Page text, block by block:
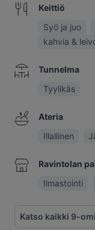
Keittiö
Syö ja juo
kahvia &
Tunnelma
Tyylikäs
Ateria
Illallinen
Ravintolan
Ilmastointi
Katso kaikki 9-